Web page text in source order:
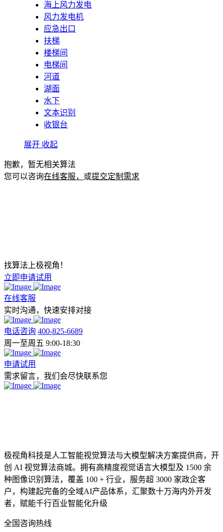
海上风力发电
风力发电机
应急出口
扶梯
楼梯间
电梯间
河道
湖面
水下
文本识别
收银台
展开 收起
抱歉，暂无相关算法
您可以咨询在线客服， 或提交定制需求
找算法上极视角！
立即申请试用
在线客服
实时沟通，快速安排对接
电话咨询 400-825-6689
周一至周五 9:00-18:30
申请试用
需求留言，我们会尽快联系您
极视角科技是人工智能视觉算法与大模型解决方案提供商，开
创 AI 视觉算法商城。拥有高精度视觉语言大模型及 1500 余
种图像识别算法，覆盖 100 + 行业，服务超 3000 家政企客
户，构建起完备的全域AI产品体系，汇聚数十万海内外开发
者，赋能千行百业智能化升级
全国咨询热线